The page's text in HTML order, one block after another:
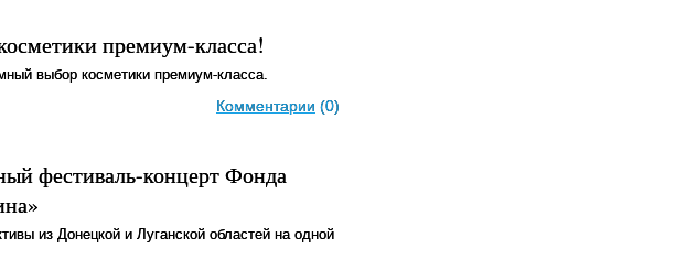
премиум-класса!
выбор косметики премиум-класса.
Комментарии (0)
фестиваль-концерт Фонда
из Донецкой и Луганской областей на одной